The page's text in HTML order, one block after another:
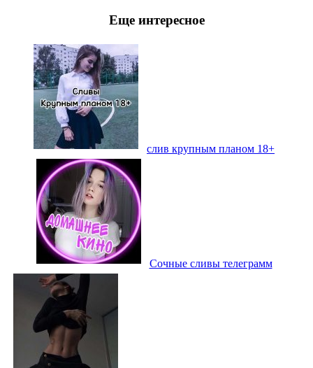
Еще интересное
слив крупным планом 18+
Сочные сливы телеграмм